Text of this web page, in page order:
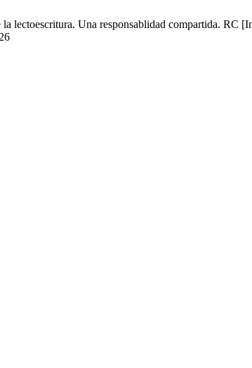
lectoescritura. Una responsablidad compartida. RC